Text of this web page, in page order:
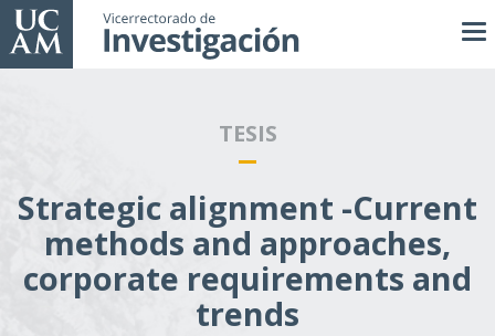
Pasar
al
TESIS
Strategic alignment -Current
methods and approaches,
corporate requirements and
trends